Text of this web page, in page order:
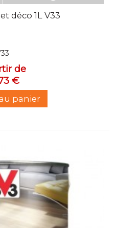
déco 1L V33
de
€
panier